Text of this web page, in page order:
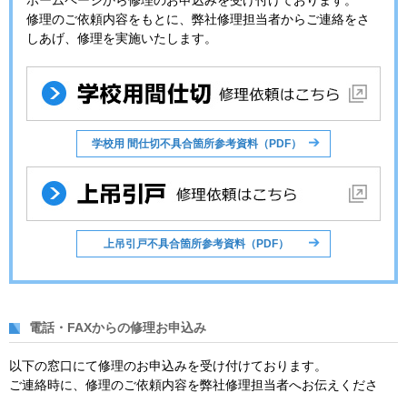
修理のご依頼内容をもとに、弊社修理担当者からご連絡をさ
しあげ、修理を実施いたします。
学校用 間仕切不具合箇所参考資料（PDF）
上吊引戸不具合箇所参考資料（PDF）
電話・FAXからの修理お申込み
以下の窓口にて修理のお申込みを受け付けております。
ご連絡時に、修理のご依頼内容を弊社修理担当者へお伝えくださ